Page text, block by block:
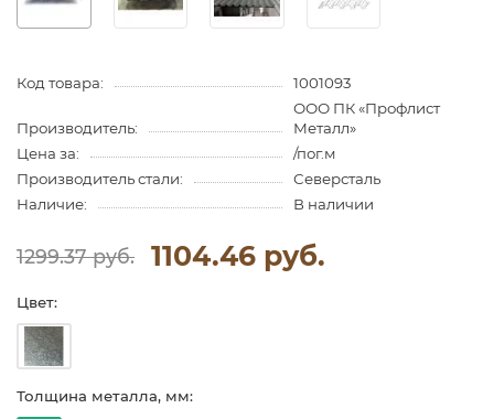
Код товара: 1001093
Производитель:
ООО ПК «Профлист
Металл»
Цена за:
/пог.м
Производитель стали:
Северсталь
Наличие:
В наличии
1299.37 руб. 1104.46 руб.
Цвет:
Толщина металла, мм: